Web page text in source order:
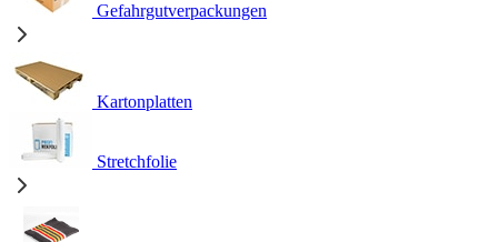
Gefahrgutverpackungen
Kartonplatten
Stretchfolie